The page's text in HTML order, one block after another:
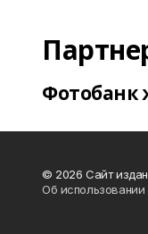
Фотобанк
© 2026 Сайт
Об использовании